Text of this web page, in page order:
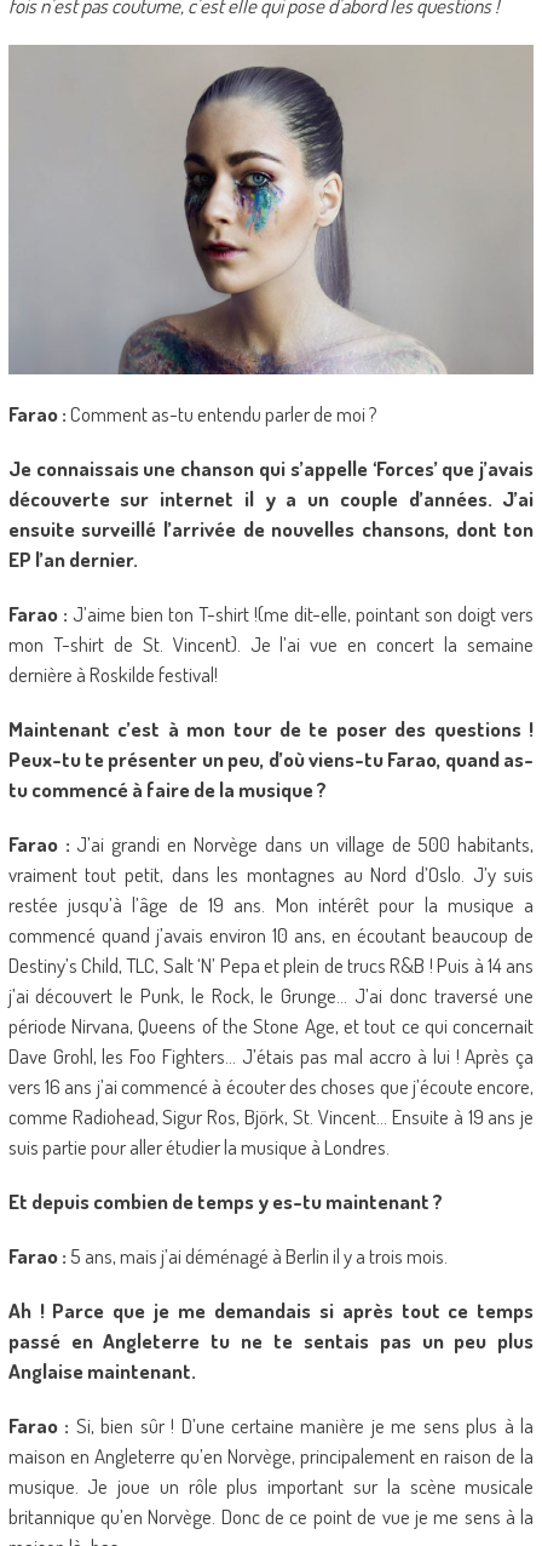
fois n’est pas coutume, c’est elle qui pose d’abord les questions !
Farao :Comment as-tu entendu parler de moi ?
Je connaissais une chanson qui s’appelle ‘Forces’ que j’avais
découverte sur internet il y a un couple d’années. J’ai
ensuite surveillé l’arrivée de nouvelles chansons, dont ton
EP l’an dernier.
Farao : J’aime bien ton T-shirt !(me dit-elle, pointant son doigt vers
mon T-shirt de St. Vincent). Je l’ai vue en concert la semaine
dernière à Roskilde festival!
Maintenant c’est à mon tour de te poser des questions !
Peux-tu te présenter un peu, d’où viens-tu Farao, quand as-
tu commencé à faire de la musique ?
Farao : J’ai grandi en Norvège dans un village de 500 habitants,
vraiment tout petit, dans les montagnes au Nord d’Oslo. J’y suis
restée jusqu’à l’âge de 19 ans. Mon intérêt pour la musique a
commencé quand j’avais environ 10 ans, en écoutant beaucoup de
Destiny’s Child, TLC, Salt ‘N’ Pepa et plein de trucs R&B ! Puis à 14 ans
j’ai découvert le Punk, le Rock, le Grunge… J’ai donc traversé une
période Nirvana, Queens of the Stone Age, et tout ce qui concernait
Dave Grohl, les Foo Fighters… J’étais pas mal accro à lui ! Après ça
vers 16 ans j’ai commencé à écouter des choses que j’écoute encore,
comme Radiohead, Sigur Ros, Björk, St. Vincent… Ensuite à 19 ans je
suis partie pour aller étudier la musique à Londres.
Et depuis combien de temps y es-tu maintenant ?
Farao : 5 ans, mais j’ai déménagé à Berlin il y a trois mois.
Ah ! Parce que je me demandais si après tout ce temps
passé en Angleterre tu ne te sentais pas un peu plus
Anglaise maintenant.
Farao : Si, bien sûr ! D’une certaine manière je me sens plus à la
maison en Angleterre qu’en Norvège, principalement en raison de la
musique. Je joue un rôle plus important sur la scène musicale
britannique qu’en Norvège. Donc de ce point de vue je me sens à la